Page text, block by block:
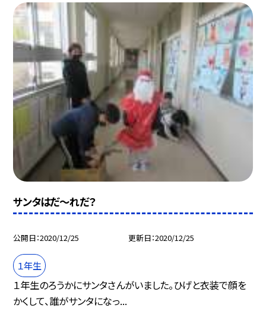
サンタはだ〜れだ？
公開日 2020/12/25 更新日 2020/12/25
１年生
１年生のろうかにサンタさんがいました。ひげと衣装で顔を
かくして、誰がサンタになっ...